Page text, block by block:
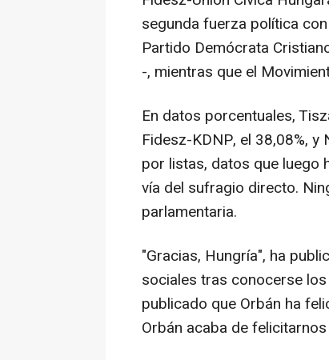
segunda fuerza política
Partido Demócrata
-, mientras que el
En datos porcentuales,
Fidesz-KDNP, el 38,08%,
por listas, datos que luego
vía del sufragio directo.
parlamentaria.
"Gracias, Hungría", ha
sociales tras conocerse
publicado que Orbán ha
Orbán acaba de